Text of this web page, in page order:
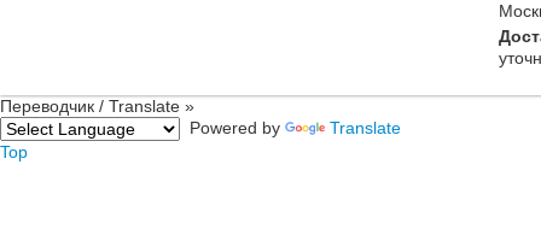
Переводчик / Translate »
Powered by
Translate
Top